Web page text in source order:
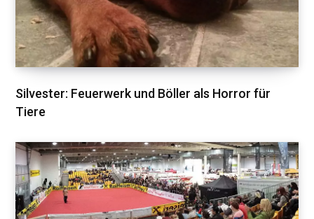
Silvester: Feuerwerk und Böller als Horror für
Tiere